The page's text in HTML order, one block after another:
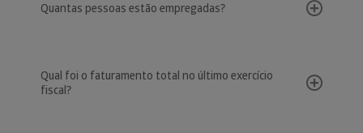
Quantas pessoas estão empregadas?
Qual foi o faturamento total no último exercício
fiscal?